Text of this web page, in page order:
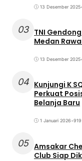
13 Desember 2025•
03 TNI
Medan
13 Desember 2025•
04 Kunjungi K
Perkuat
Belanja Baru
1 Januari 2026•
05 Amsakar
Club Siap